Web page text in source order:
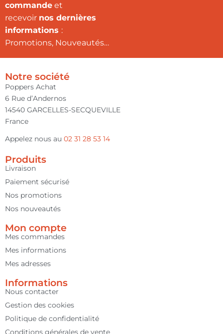
commande et
recevoir nos dernières
informations :
Promotions, Nouveautés…
Notre société
Poppers Achat
6 Rue d’Andernos
14540 GARCELLES-SECQUEVILLE
France
Appelez nous au 02 31 28 53 14
Produits
Livraison
Paiement sécurisé
Nos promotions
Nos nouveautés
Mon compte
Mes commandes
Mes informations
Mes adresses
Informations
Nous contacter
Gestion des cookies
Politique de confidentialité
Conditions générales de vente